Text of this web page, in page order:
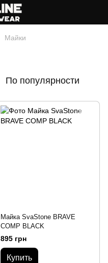
Майки
По популярности
Майка SvaStone BRAVE
COMP BLACK
895 грн
Купить